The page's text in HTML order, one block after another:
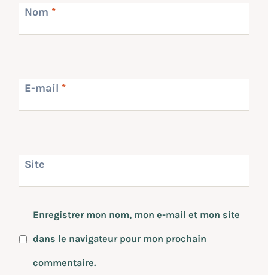
Nom *
E-mail *
Site
Enregistrer mon nom, mon e-mail et mon site
dans le navigateur pour mon prochain
commentaire.